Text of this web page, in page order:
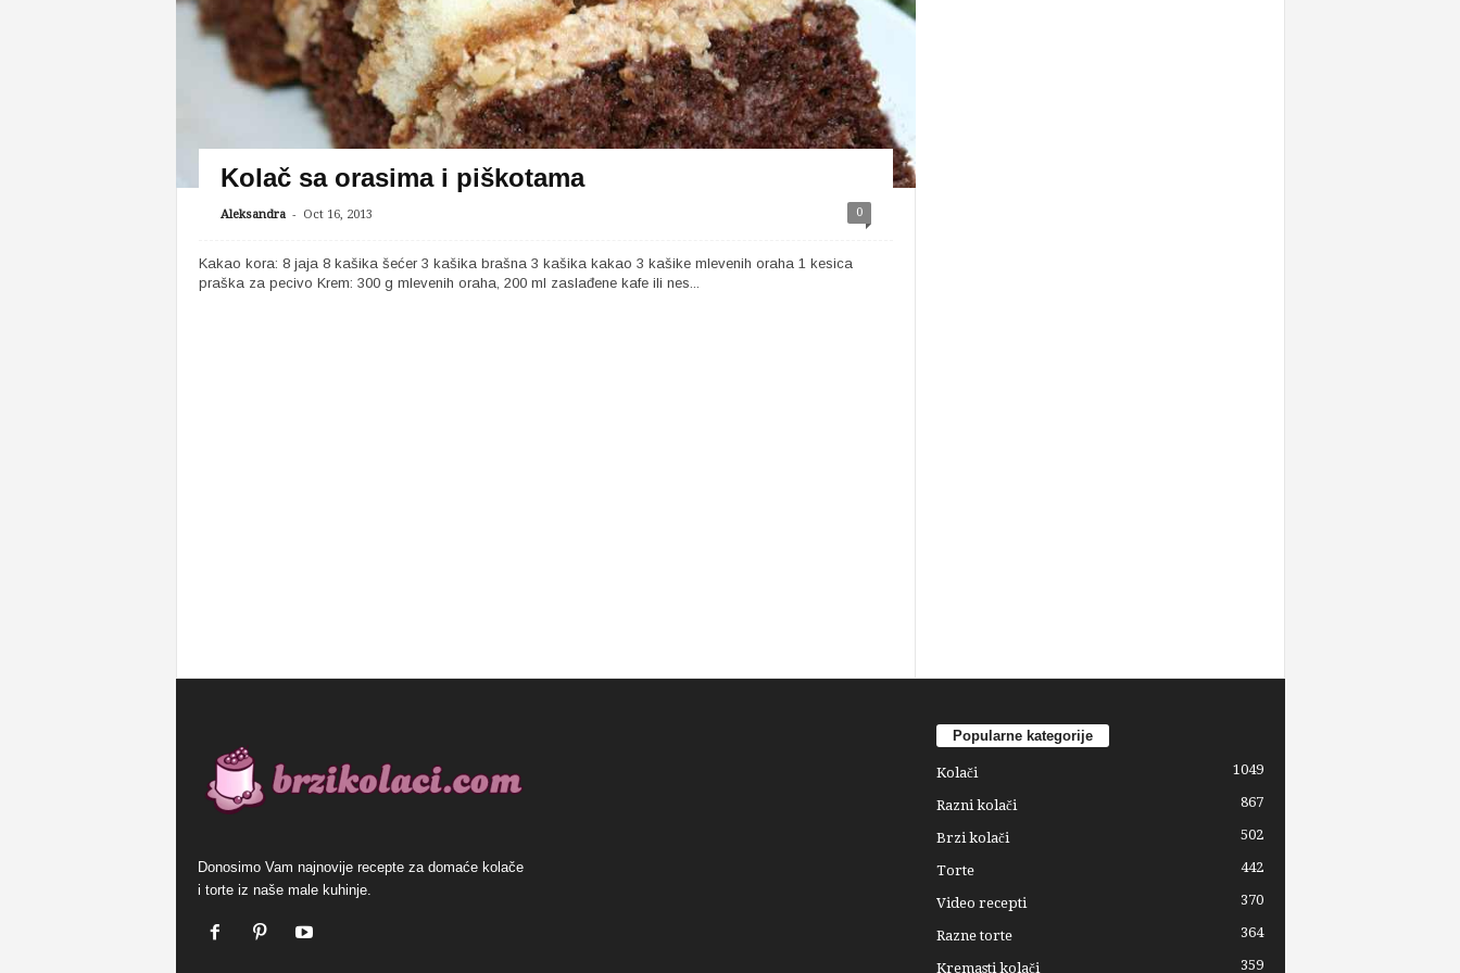
Kolač sa orasima i piškotama
Aleksandra - Oct 16, 2013 0
Kakao kora: 8 jaja 8 kašika šećer 3 kašika brašna 3 kašika kakao 3 kašike mlevenih oraha 1 kesica
praška za pecivo Krem: 300 g mlevenih oraha, 200 ml zaslađene kafe ili nes...
Donosimo Vam najnovije recepte za domaće kolače
i torte iz naše male kuhinje.
Popularne kategorije
Kolači 1049
Razni kolači 867
Brzi kolači 502
Torte 442
Video recepti 370
Razne torte 364
Kremasti kolači 359